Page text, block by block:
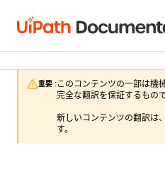
重要 :このコンテンツの一部は機
完全な翻訳を保証するもの
新しいコンテンツの翻訳は
す。